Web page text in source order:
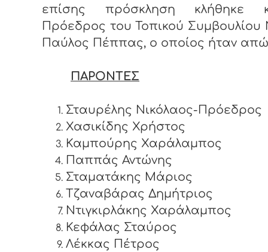
επίσης πρόσκληση κλήθηκε
Πρόεδρος του Τοπικού Συμβουλίου
Παύλος Πέππας, ο οποίος ήταν
ΠΑΡΟΝΤΕΣ
Σταυρέλης Νικόλαος-Πρόεδρος
Χασικίδης Χρήστος
Καμπούρης Χαράλαμπος
Παππάς Αντώνης
Σταματάκης Μάριος
Τζαναβάρας Δημήτριος
Ντιγκιρλάκης Χαράλαμπος
Κεφάλας Σταύρος
Λέκκας Πέτρος